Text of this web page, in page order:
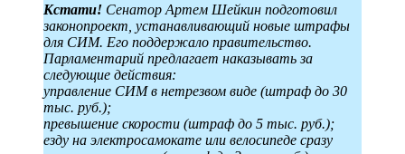
Кстати! Сенатор Артем Шейкин подготовил
законопроект, устанавливающий новые штрафы
для СИМ. Его поддержало правительство.
Парламентарий предлагает наказывать за
следующие действия:
управление СИМ в нетрезвом виде (штраф до 30
тыс. руб.);
превышение скорости (штраф до 5 тыс. руб.);
езду на электросамокате или велосипеде сразу